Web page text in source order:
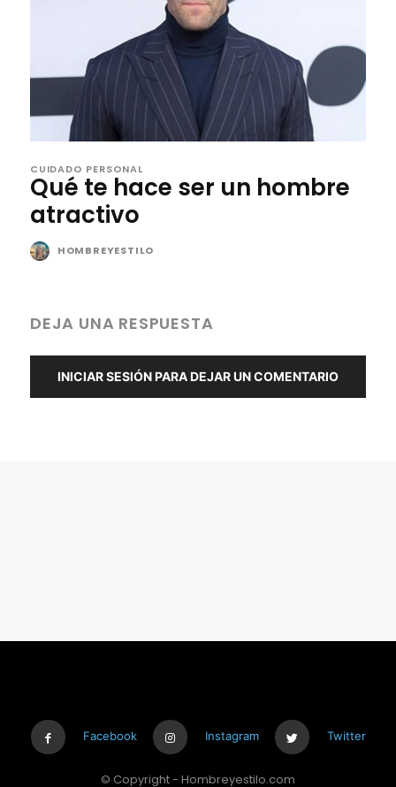
CUIDADO PERSONAL
Qué te hace ser un hombre
atractivo
HOMBREYESTILO
DEJA UNA RESPUESTA
INICIAR SESIÓN PARA DEJAR UN COMENTARIO
Facebook Instagram Twitter
© Copyright - Hombreyestilo.com